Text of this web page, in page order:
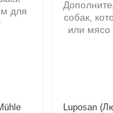
Luposan